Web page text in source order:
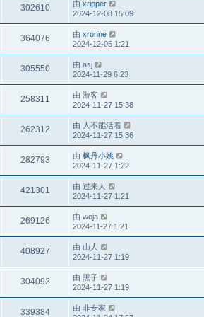
302610 由 xripper
2024-12-08 15:09
364076 由 xronne
2024-12-05 1:21
305550 由 asj
2024-11-29 6:23
258311 由 游客
2024-11-27 15:38
262312 由 人不能活着
2024-11-27 15:36
282793 由 枫丹小姚
2024-11-27 1:22
421301 由 过来人
2024-11-27 1:21
269126 由 woja
2024-11-27 1:21
408927 由 山人
2024-11-27 1:19
304092 由 黑子
2024-11-27 1:19
339384 由 非专家